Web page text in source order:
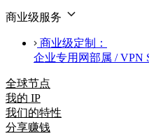
商业级服务
商业级定制：
企业专用网部属 / VPN
全球节点
我的 IP
我们的特性
分享赚钱